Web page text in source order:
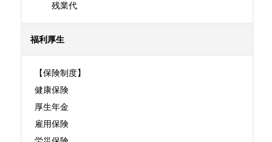
残業代
福利厚生
【保険制度】
健康保険
厚生年金
雇用保険